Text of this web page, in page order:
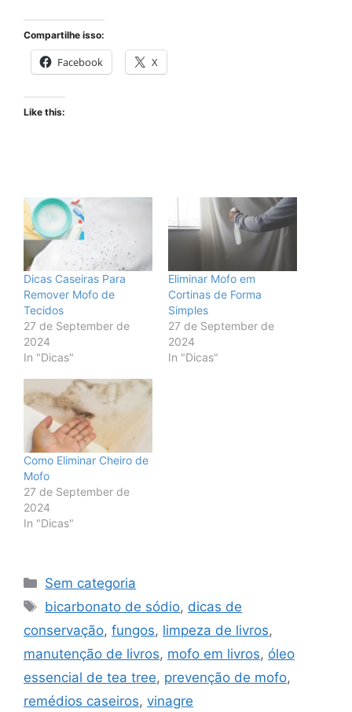
Compartilhe isso:
Facebook X
Like this:
Dicas Caseiras Para
Remover Mofo de
Tecidos
27 de September de
2024
In "Dicas"
Eliminar Mofo em
Cortinas de Forma
Simples
27 de September de
2024
In "Dicas"
Como Eliminar Cheiro de
Mofo
27 de September de
2024
In "Dicas"
Categories
Sem categoria
Tags
bicarbonato de sódio, dicas de
conservação, fungos, limpeza de livros,
manutenção de livros, mofo em livros, óleo
essencial de tea tree, prevenção de mofo,
remédios caseiros, vinagre